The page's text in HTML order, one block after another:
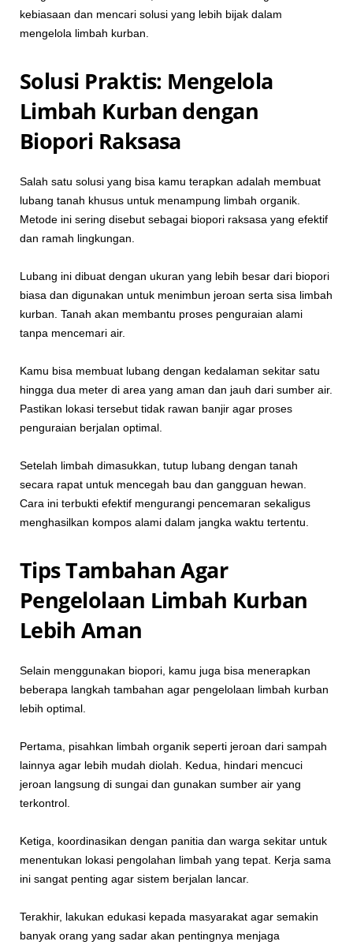
kebiasaan dan mencari solusi yang lebih bijak dalam
mengelola limbah kurban.
Solusi Praktis: Mengelola
Limbah Kurban dengan
Biopori Raksasa
Salah satu solusi yang bisa kamu terapkan adalah membuat
lubang tanah khusus untuk menampung limbah organik.
Metode ini sering disebut sebagai biopori raksasa yang efektif
dan ramah lingkungan.
Lubang ini dibuat dengan ukuran yang lebih besar dari biopori
biasa dan digunakan untuk menimbun jeroan serta sisa limbah
kurban. Tanah akan membantu proses penguraian alami
tanpa mencemari air.
Kamu bisa membuat lubang dengan kedalaman sekitar satu
hingga dua meter di area yang aman dan jauh dari sumber air.
Pastikan lokasi tersebut tidak rawan banjir agar proses
penguraian berjalan optimal.
Setelah limbah dimasukkan, tutup lubang dengan tanah
secara rapat untuk mencegah bau dan gangguan hewan.
Cara ini terbukti efektif mengurangi pencemaran sekaligus
menghasilkan kompos alami dalam jangka waktu tertentu.
Tips Tambahan Agar
Pengelolaan Limbah Kurban
Lebih Aman
Selain menggunakan biopori, kamu juga bisa menerapkan
beberapa langkah tambahan agar pengelolaan limbah kurban
lebih optimal.
Pertama, pisahkan limbah organik seperti jeroan dari sampah
lainnya agar lebih mudah diolah. Kedua, hindari mencuci
jeroan langsung di sungai dan gunakan sumber air yang
terkontrol.
Ketiga, koordinasikan dengan panitia dan warga sekitar untuk
menentukan lokasi pengolahan limbah yang tepat. Kerja sama
ini sangat penting agar sistem berjalan lancar.
Terakhir, lakukan edukasi kepada masyarakat agar semakin
banyak orang yang sadar akan pentingnya menjaga